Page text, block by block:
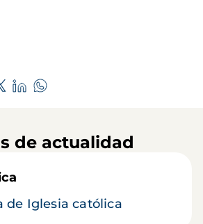
de actualidad
de Iglesia católica